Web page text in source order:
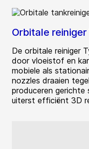
Orbitale
De orbitale reiniger
door vloeistof en
mobiele als
nozzles draaien
produceren gerichte
uiterst efficiënt 3D